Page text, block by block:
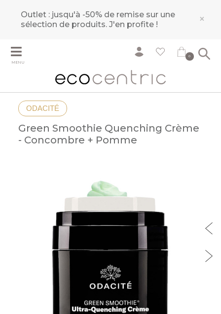
Outlet : jusqu'à -50% de remise sur une
sélection de produits.J'en profite ! ×
MENU
0
ODACITÉ
Green Smoothie Quenching Crème
- Concombre + Pomme